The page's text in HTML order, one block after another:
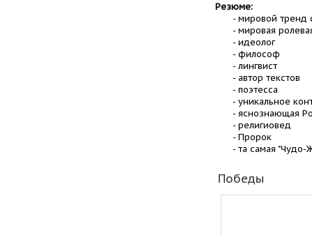
Резюме:
- мировой тренд
- мировая
- идеолог
- философ
- лингвист
- автор текстов
- поэтесса
- уникальное
- яснознающая
- религиовед
- Пророк
- та самая
Победы